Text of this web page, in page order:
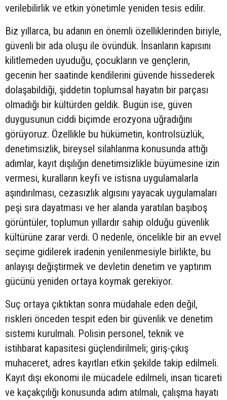
verilebilirlik ve etkin yönetimle yeniden tesis edilir.
Biz yıllarca, bu adanın en önemli özelliklerinden biriyle,
güvenli bir ada oluşu ile övündük. İnsanların kapısını
kilitlemeden uyuduğu, çocukların ve gençlerin,
gecenin her saatinde kendilerini güvende hissederek
dolaşabildiği, şiddetin toplumsal hayatın bir parçası
olmadığı bir kültürden geldik. Bugün ise, güven
duygusunun ciddi biçimde erozyona uğradığını
görüyoruz. Özellikle bu hükümetin, kontrolsüzlük,
denetimsizlik, bireysel silahlanma konusunda attığı
adımlar, kayıt dışılığın denetimsizlikle büyümesine izin
vermesi, kuralların keyfi ve istisna uygulamalarla
aşındırılması, cezasızlık algısını yayacak uygulamaları
peşi sıra dayatması ve her alanda yaratılan başıboş
görüntüler, toplumun yıllardır sahip olduğu güvenlik
kültürüne zarar verdi. O nedenle, öncelikle bir an evvel
seçime gidilerek iradenin yenilenmesiyle birlikte, bu
anlayışı değiştirmek ve devletin denetim ve yaptırım
gücünü yeniden ortaya koymak gerekiyor.
Suç ortaya çıktıktan sonra müdahale eden değil,
riskleri önceden tespit eden bir güvenlik ve denetim
sistemi kurulmalı. Polisin personel, teknik ve
istihbarat kapasitesi güçlendirilmeli; giriş-çıkış
muhaceret, adres kayıtları etkin şekilde takip edilmeli.
Kayıt dışı ekonomi ile mücadele edilmeli, insan ticareti
ve kaçakçılığı konusunda adım atılmalı, çalışma hayatı